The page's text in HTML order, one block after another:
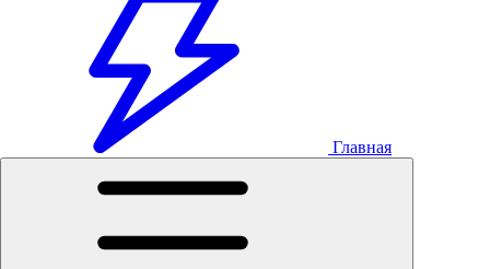
Главная